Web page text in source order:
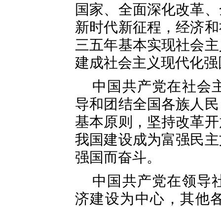
国家、全面深化改革
新时代新征程，经济
三五年基本实现社会
建成社会主义现代化
中国共产党在社会
导和团结全国各族人
基本原则，坚持改革
我国建设成为富强民
强国而奋斗。
中国共产党在领导
济建设为中心，其他